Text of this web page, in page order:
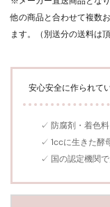
他の商品と合わせて複数
ます。（別送分の送料は
安心安全に作られて
✓ 防腐剤・着色
✓ 1ccに生きた酵
✓ 国の認定機関